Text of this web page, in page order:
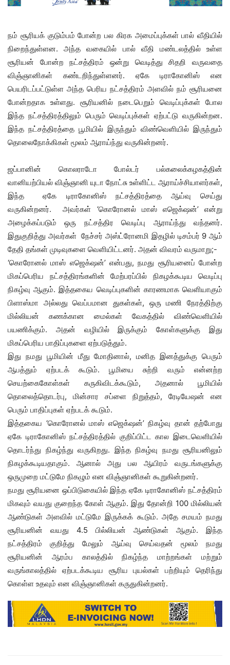
நம் சூரியக் குடும்பம் போன்ற பல கிரக அமைப்புக்கள் பால் வீதியில்
நிறைந்துள்ளன. அந்த வகையில் பால் வீதி மண்டலத்தில் உள்ள
சூரியன் போன்ற நட்சத்திரம் ஒன்று வெடித்து சிதறி வருவதை
விஞ்ஞானிகள் கண்டறிந்துள்ளனர். ஏகே டிராகோனிஸ் என
பெயரிடப்பட்டுள்ள அந்த பெரிய நட்சத்திரம் அளவில் நம் சூரியனை
போன்றதாக உள்ளது. சூரியனில் நடைபெறும் வெடிப்புக்கள் போல
இந்த நட்சத்திரத்திலும் பெரும் வெடிப்புக்கள் ஏற்பட்டு வருகின்றன.
இந்த நட்சத்திரத்தை பூமியில் இருந்தும் விண்வெளியில் இருந்தும்
தொலைநோக்கிகள் மூலம் ஆராய்ந்து வருகின்றனர்.
ஜப்பானின் கொலராடோ போல்டர் பல்கலைக்கழகத்தின்
வானியற்பியல் விஞ்ஞானி யுடா நோட்சு உள்ளிட்ட ஆராய்ச்சியாளர்கள்,
இந்த ஏகே டிராகோனிஸ் நட்சத்திரத்தை ஆய்வு செய்து
வருகின்றனர். அவர்கள் ‘கொரோனல் மாஸ் எஜெக்‌ஷன்’ என்று
அழைக்கப்படும் ஒரு நட்சத்திர வெடிப்பு ஆராய்ந்து வந்தனர்.
இதுகுறித்து அவர்கள் நேச்சர் அஸ்ட்ரோனமி இதழில் டிசம்பர் 9 ஆம்
தேதி தங்கள் முடிவுகளை வெளியிட்டனர். அதன் விவரம் வருமாறு;-
‘கொரோனல் மாஸ் எஜெக்‌ஷன்’ என்பது, நமது சூரியனைப் போன்ற
மிகப்பெரிய நட்சத்திரங்களின் மேற்பரப்பில் நிகழக்கூடிய வெடிப்பு
நிகழ்வு ஆகும். இத்தகைய வெடிப்புகளின் காரணமாக வெளியாகும்
பிளாஸ்மா அல்லது வெப்பமான துகள்கள், ஒரு மணி நேரத்திற்கு
மில்லியன் கணக்கான மைல்கள் வேகத்தில் விண்வெளியில்
பயணிக்கும். அதன் வழியில் இருக்கும் கோள்களுக்கு இது
மிகப்பெரிய பாதிப்புகளை ஏற்படுத்தும்.
இது நமது பூமியின் மீது மோதினால், மனித இனத்துக்கு பெரும்
ஆபத்தும் ஏற்படக் கூடும். பூமியை சுற்றி வரும் என்னற்ற
செயற்கைகோள்கள் கருகிவிடக்கூடும், அதனால் பூமியில்
தொலைத்தொடர்பு, மின்சார சப்ளை நிறுத்தம், ரேடியேஷன் என
பெரும் பாதிப்புகள் ஏற்படக் கூடும்.
இத்தகைய ‘கொரோனல் மாஸ் எஜெக்‌ஷன்’ நிகழ்வு தான் தற்போது
ஏகே டிராகோனிஸ் நட்சத்திரத்தில் குறிப்பிட்ட கால இடைவெளியில்
தொடர்ந்து நிகழ்ந்து வருகிறது. இந்த நிகழ்வு நமது சூரியனிலும்
நிகழக்கூடியதாகும். ஆனால் அது பல ஆயிரம் வருடங்களுக்கு
ஒருமுறை மட்டுமே நிகழும் என விஞ்ஞானிகள் கூறுகின்றனர்.
நமது சூரியனை ஒப்பிடுகையில் இந்த ஏகே டிராகோனிஸ் நட்சத்திரம்
மிகவும் வயது குறைந்த கோள் ஆகும். இது தோன்றி 100 மில்லியன்
ஆண்டுகள் அளவில் மட்டுமே இருக்கக் கூடும். அதே சமயம் நமது
சூரியனின் வயது 4.5 பில்லியன் ஆண்டுகள் ஆகும். இந்த
நட்சத்திரம் குறித்து மேலும் ஆய்வு செய்வதன் மூலம் நமது
சூரியனின் ஆரம்ப காலத்தில் நிகழ்ந்த மாற்றங்கள் மற்றும்
வருங்காலத்தில் ஏற்படக்கூடிய சூரிய புயல்கள் பற்றியும் தெரிந்து
கொள்ள உதவும் என விஞ்ஞானிகள் கருதுகின்றனர்.